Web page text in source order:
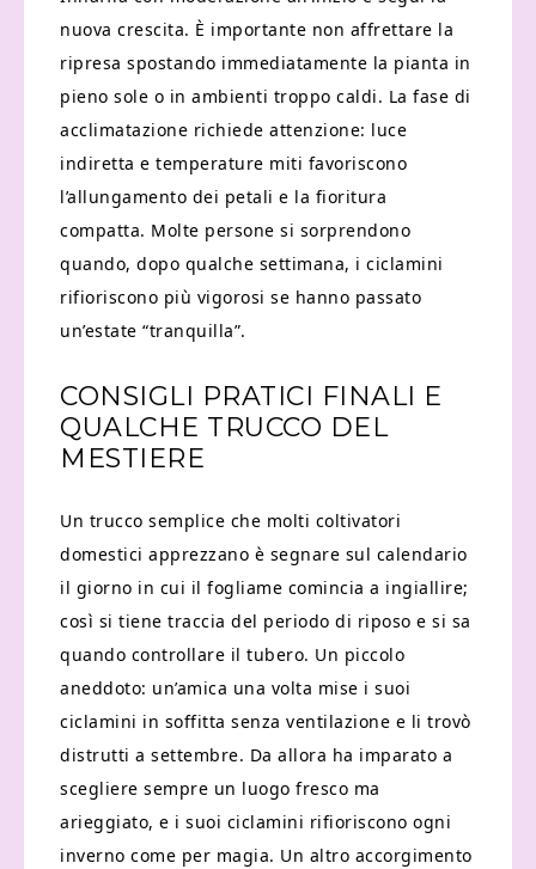
nuova crescita. È importante non affrettare la
ripresa spostando immediatamente la pianta in
pieno sole o in ambienti troppo caldi. La fase di
acclimatazione richiede attenzione: luce
indiretta e temperature miti favoriscono
l’allungamento dei petali e la fioritura
compatta. Molte persone si sorprendono
quando, dopo qualche settimana, i ciclamini
rifioriscono più vigorosi se hanno passato
un’estate “tranquilla”.
CONSIGLI PRATICI FINALI E
QUALCHE TRUCCO DEL
MESTIERE
Un trucco semplice che molti coltivatori
domestici apprezzano è segnare sul calendario
il giorno in cui il fogliame comincia a ingiallire;
così si tiene traccia del periodo di riposo e si sa
quando controllare il tubero. Un piccolo
aneddoto: un’amica una volta mise i suoi
ciclamini in soffitta senza ventilazione e li trovò
distrutti a settembre. Da allora ha imparato a
scegliere sempre un luogo fresco ma
arieggiato, e i suoi ciclamini rifioriscono ogni
inverno come per magia. Un altro accorgimento